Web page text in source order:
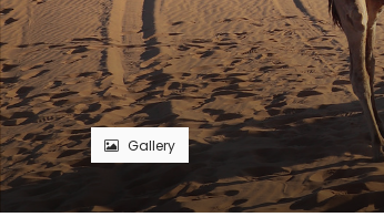
Gallery